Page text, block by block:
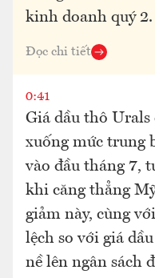
kinh doanh quý 2.
Đọc chi tiết
0:41
Giá dầu thô Urals
xuống mức trung
vào đầu tháng 7,
khi căng thẳng
giảm này, cùng
lệch so với giá
nề lên ngân sách